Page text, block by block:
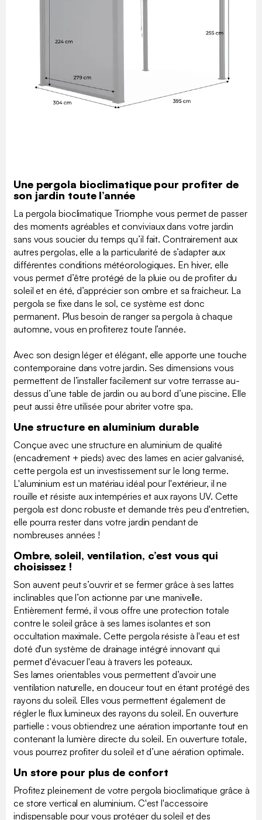
Une pergola bioclimatique pour profiter de
son jardin toute l’année
La pergola bioclimatique Triomphe vous permet de passer
des moments agréables et conviviaux dans votre jardin
sans vous soucier du temps qu’il fait. Contrairement aux
autres pergolas, elle a la particularité de s’adapter aux
différentes conditions météorologiques. En hiver, elle
vous permet d’être protégé de la pluie ou de profiter du
soleil et en été, d’apprécier son ombre et sa fraicheur. La
pergola se fixe dans le sol, ce système est donc
permanent. Plus besoin de ranger sa pergola à chaque
automne, vous en profiterez toute l’année.
Avec son design léger et élégant, elle apporte une touche
contemporaine dans votre jardin. Ses dimensions vous
permettent de l’installer facilement sur votre terrasse au-
dessus d’une table de jardin ou au bord d’une piscine. Elle
peut aussi être utilisée pour abriter votre spa.
Une structure en aluminium durable
Conçue avec une structure en aluminium de qualité
(encadrement + pieds) avec des lames en acier galvanisé,
cette pergola est un investissement sur le long terme.
L'aluminium est un matériau idéal pour l'extérieur, il ne
rouille et résiste aux intempéries et aux rayons UV. Cette
pergola est donc robuste et demande très peu d'entretien,
elle pourra rester dans votre jardin pendant de
nombreuses années !
Ombre, soleil, ventilation, c’est vous qui
choisissez !
Son auvent peut s’ouvrir et se fermer grâce à ses lattes
inclinables que l’on actionne par une manivelle.
Entièrement fermé, il vous offre une protection totale
contre le soleil grâce à ses lames isolantes et son
occultation maximale. Cette pergola résiste à l'eau et est
doté d'un système de drainage intégré innovant qui
permet d'évacuer l'eau à travers les poteaux.
Ses lames orientables vous permettent d’avoir une
ventilation naturelle, en douceur tout en étant protégé des
rayons du soleil. Elles vous permettent également de
régler le flux lumineux des rayons du soleil. En ouverture
partielle : vous obtiendrez une aération importante tout en
contenant la lumière directe du soleil. En ouverture totale,
vous pourrez profiter du soleil et d’une aération optimale.
Un store pour plus de confort
Profitez pleinement de votre pergola bioclimatique grâce à
ce store vertical en aluminium. C'est l'accessoire
indispensable pour vous protéger du soleil et des